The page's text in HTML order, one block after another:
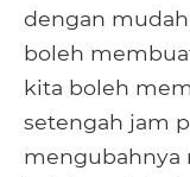
dengan
boleh
kita boleh
setengah jam
mengubahnya